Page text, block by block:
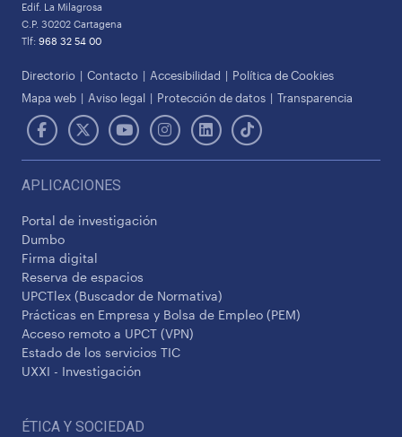
Edif. La Milagrosa
C.P. 30202 Cartagena
Tlf: 968 32 54 00
Directorio Contacto Accesibilidad
Política de Cookies
Mapa web
Aviso legal Protección de datos Transparencia
APLICACIONES
Portal de investigación
Dumbo
Firma digital
Reserva de espacios
UPCTlex (Buscador de Normativa)
Prácticas en Empresa y Bolsa de Empleo (PEM)
Acceso remoto a UPCT (VPN)
Estado de los servicios TIC
UXXI - Investigación
ÉTICA Y SOCIEDAD